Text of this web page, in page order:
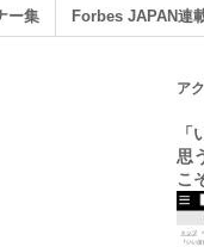
ー集 Forbes JAPAN連
ア
思
こ